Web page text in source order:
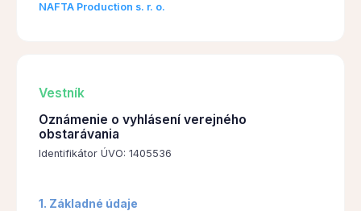
NAFTA Production s. r. o.
Vestník
Oznámenie o vyhlásení verejného
obstarávania
Identifikátor ÚVO: 1405536
1. Základné údaje